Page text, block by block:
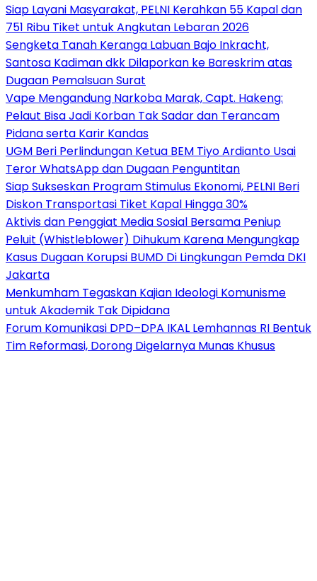
Siap Layani Masyarakat, PELNI Kerahkan 55 Kapal dan
751 Ribu Tiket untuk Angkutan Lebaran 2026
Sengketa Tanah Keranga Labuan Bajo Inkracht,
Santosa Kadiman dkk Dilaporkan ke Bareskrim atas
Dugaan Pemalsuan Surat
Vape Mengandung Narkoba Marak, Capt. Hakeng:
Pelaut Bisa Jadi Korban Tak Sadar dan Terancam
Pidana serta Karir Kandas
UGM Beri Perlindungan Ketua BEM Tiyo Ardianto Usai
Teror WhatsApp dan Dugaan Penguntitan
Siap Sukseskan Program Stimulus Ekonomi, PELNI Beri
Diskon Transportasi Tiket Kapal Hingga 30%
Aktivis dan Penggiat Media Sosial Bersama Peniup
Peluit (Whistleblower) Dihukum Karena Mengungkap
Kasus Dugaan Korupsi BUMD Di Lingkungan Pemda DKI
Jakarta
Menkumham Tegaskan Kajian Ideologi Komunisme
untuk Akademik Tak Dipidana
Forum Komunikasi DPD–DPA IKAL Lemhannas RI Bentuk
Tim Reformasi, Dorong Digelarnya Munas Khusus